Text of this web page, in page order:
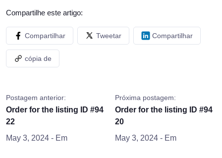
Compartilhe este artigo:
Compartilhar Tweetar Compartilhar
cópia de
Postagem anterior:
Order for the listing ID #94
22
May 3, 2024 - Em
Próxima postagem:
Order for the listing ID #94
20
May 3, 2024 - Em